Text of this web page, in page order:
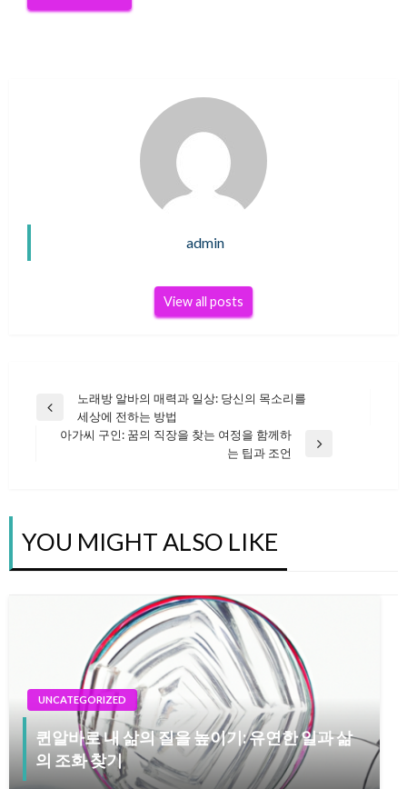
admin
View all posts
글
Previous
노래방 알바의 매력과 일상: 당신의 목소리를
세상에 전하는 방법
아가씨 구인: 꿈의 직장을 찾는 여정을 함께하
는 팁과 조언
YOU MIGHT ALSO LIKE
UNCATEGORIZED
퀸알바로 내 삶의 질을 높이기: 유연한 일과 삶
의 조화 찾기